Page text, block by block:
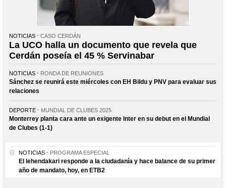
NOTICIAS CASO CERDÁN
La UCO halla un documento que revela que
Cerdán poseía el 45 % Servinabar
NOTICIAS RONDA DE REUNIONES
Sánchez se reunirá este miércoles con EH Bildu y PNV para evaluar sus
relaciones
DEPORTE MUNDIAL DE CLUBES 2025
Monterrey planta cara ante un exigente Inter en su debut en el Mundial
de Clubes (1-1)
NOTICIAS PROGRAMA ESPECIAL
El lehendakari responde a la ciudadanía y hace balance de su primer
año de mandato, hoy, en ETB2